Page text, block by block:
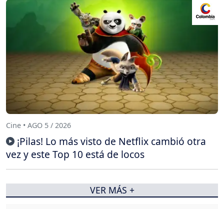
Cine • AGO 5 / 2026
¡Pilas! Lo más visto de Netflix cambió otra
vez y este Top 10 está de locos
VER MÁS +